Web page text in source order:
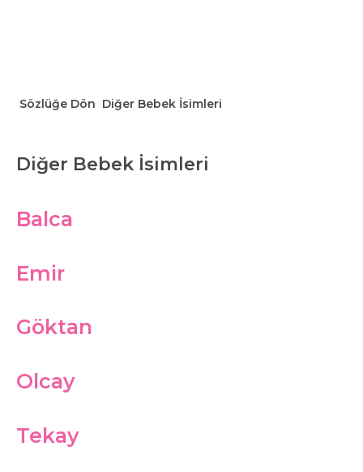
Sözlüğe Dön Diğer Bebek İsimleri
Diğer Bebek İsimleri
Balca
Emir
Göktan
Olcay
Tekay